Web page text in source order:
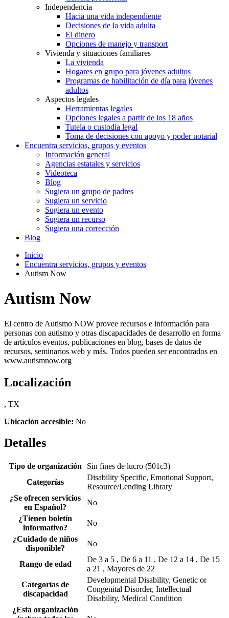
Independencia
Hacia una vida independiente
Decisiones de la vida adulta
El dinero
Opciones de manejo y transport
Vivienda y situaciones familiares
La vivienda
Hogares en grupo para jóvenes adultos
Programas de habilitación de día para jóvenes
adultos
Aspectos legales
Herramientas legales
Opciones legales a partir de los 18 años
Tutela o custodia legal
Toma de decisiones con apoyo y poder notarial
Encuentra servicios, grupos y eventos
Información general
Agencias estatales y servicios
Videoteca
Blog
Sugiera un grupo de padres
Sugiera un servicio
Sugiera un evento
Sugiera un recurso
Sugiera una corrección
Blog
Inicio
Encuentra servicios, grupos y eventos
Autism Now
Autism Now
El centro de Autismo NOW provee recursos e información para
personas con autismo y otras discapacidades de desarrollo en forma
de artículos eventos, publicaciones en blog, bases de datos de
recursos, seminarios web y más. Todos pueden ser encontrados en
www.autismnow.org
Localización
, TX
Ubicación accesible: No
Detalles
Tipo de organización
Sin fines de lucro (501c3)
Categorías
Disability Specific, Emotional Support,
Resource/Lending Library
¿Se ofrecen servicios
en Español?
No
¿Tienen boletín
informativo?
No
¿Cuidado de niños
disponible?
No
Rango de edad
De 3 a 5 , De 6 a 11 , De 12 a 14 , De 15
a 21 , Mayores de 22
Categorías de
discapacidad
Developmental Disability, Genetic or
Congenital Disorder, Intellectual
Disability, Medical Condition
¿Esta organización